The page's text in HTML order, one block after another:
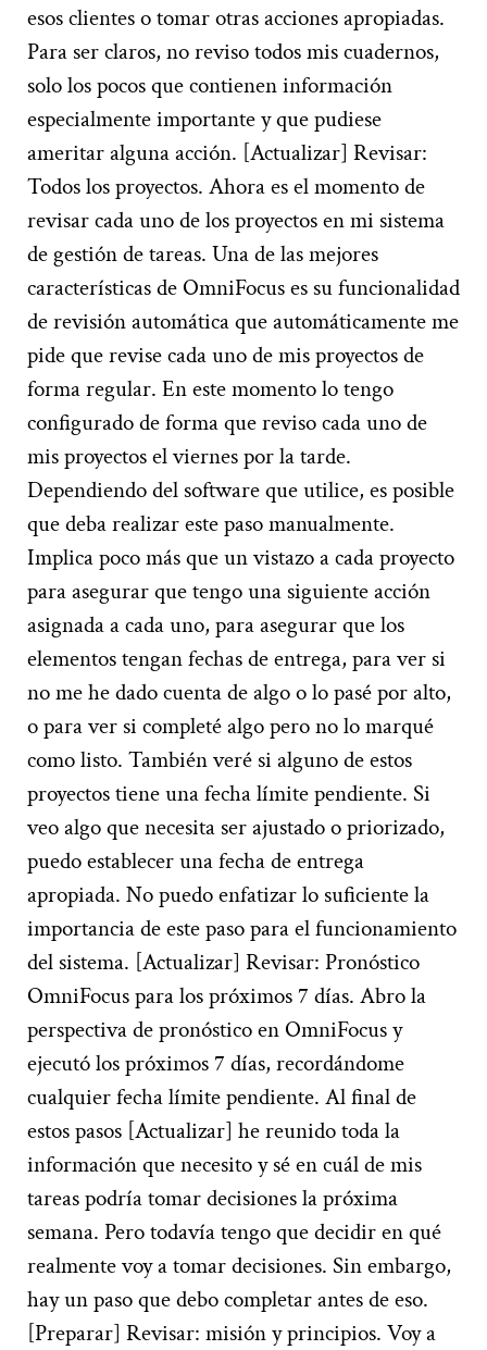
esos clientes o tomar otras acciones apropiadas.
Para ser claros, no reviso todos mis cuadernos,
solo los pocos que contienen información
especialmente importante y que pudiese
ameritar alguna acción. [Actualizar] Revisar:
Todos los proyectos. Ahora es el momento de
revisar cada uno de los proyectos en mi sistema
de gestión de tareas. Una de las mejores
características de OmniFocus es su funcionalidad
de revisión automática que automáticamente me
pide que revise cada uno de mis proyectos de
forma regular. En este momento lo tengo
configurado de forma que reviso cada uno de
mis proyectos el viernes por la tarde.
Dependiendo del software que utilice, es posible
que deba realizar este paso manualmente.
Implica poco más que un vistazo a cada proyecto
para asegurar que tengo una siguiente acción
asignada a cada uno, para asegurar que los
elementos tengan fechas de entrega, para ver si
no me he dado cuenta de algo o lo pasé por alto,
o para ver si completé algo pero no lo marqué
como listo. También veré si alguno de estos
proyectos tiene una fecha límite pendiente. Si
veo algo que necesita ser ajustado o priorizado,
puedo establecer una fecha de entrega
apropiada. No puedo enfatizar lo suficiente la
importancia de este paso para el funcionamiento
del sistema. [Actualizar] Revisar: Pronóstico
OmniFocus para los próximos 7 días. Abro la
perspectiva de pronóstico en OmniFocus y
ejecutó los próximos 7 días, recordándome
cualquier fecha límite pendiente. Al final de
estos pasos [Actualizar] he reunido toda la
información que necesito y sé en cuál de mis
tareas podría tomar decisiones la próxima
semana. Pero todavía tengo que decidir en qué
realmente voy a tomar decisiones. Sin embargo,
hay un paso que debo completar antes de eso.
[Preparar] Revisar: misión y principios. Voy a